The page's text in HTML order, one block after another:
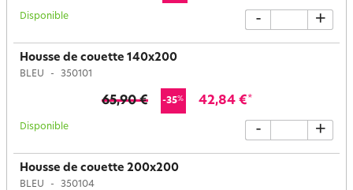
Disponible - +
Housse de couette 140x200
BLEU 350101
65,90 € -35% 42,84 €*
Disponible - +
Housse de couette 200x200
BLEU 350104